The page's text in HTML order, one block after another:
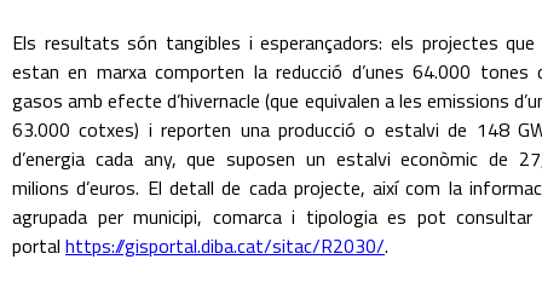
Els resultats són tangibles i esperançadors: els projectes que
estan en marxa comporten la reducció d’unes 64.000 tones
gasos amb efecte d’hivernacle (que equivalen a les emissions
63.000 cotxes) i reporten una producció o estalvi de 148
d’energia cada any, que suposen un estalvi econòmic de
milions d’euros. El detall de cada projecte, així com la
agrupada per municipi, comarca i tipologia es pot consultar
portal https://gisportal.diba.cat/sitac/R2030/.